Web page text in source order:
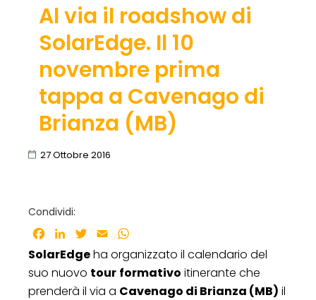
Al via il roadshow di
SolarEdge. Il 10
novembre prima
tappa a Cavenago di
Brianza (MB)
27 Ottobre 2016
Condividi:
Facebook
LinkedInTwitter
Email
SolarEdgeha organizzato il calendario del
suo nuovo tour formativo itinerante che
prenderà il via a Cavenago di Brianza (MB) il